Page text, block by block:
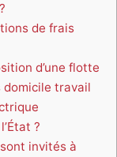
de frais
d’une flotte
travail
?
invités à